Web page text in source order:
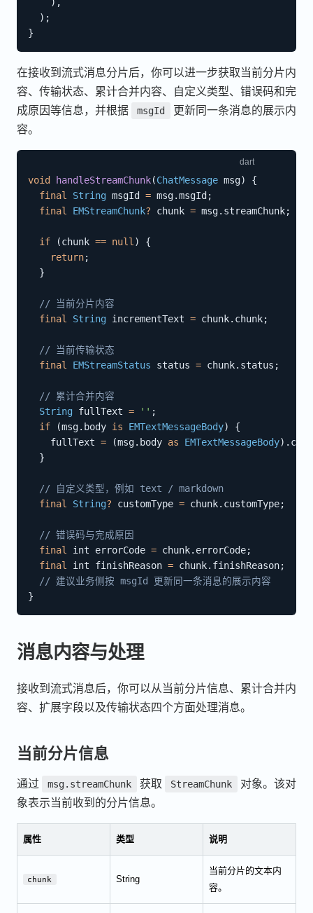
) ;
}
在接收到流式消息分片后，你可以进一步获取当前分片内
容、传输状态、累计合并内容、自定义类型、错误码和完
成原因等信息，并根据
msgId
更新同一条消息的展示内
容。
void handleStreamChunk(ChatMessage msg)
{
final
String msgId = msg.msgId ;
final
EMStreamChunk? chunk = msg. streamChunk;
if (chunk == null )
{
return;
}
// 当前分片内容
final
String incrementText = chunk. chunk;
// 当前传输状态
final
EMStreamStatus status = chunk. status ;
// 累计合并内容
String fullText = '' ;
if
(msg. body is EMTextMessageBody)
{
    fullText
= (msg. body as EMTextMessageBody) .
}
// 自定义类型，例如 text / markdown
final
String? customType = chunk. customType;
// 错误码与完成原因
final
int errorCode = chunk. errorCode;
final
int finishReason = chunk. finishReason;
// 建议业务侧按 msgId 更新同一条消息的展示内容
}
消息内容与处理
接收到流式消息后，你可以从当前分片信息、累计合并内
容、扩展字段以及传输状态四个方面处理消息。
当前分片信息
通过 msg.streamChunk 获取 StreamChunk
对象。该对
象表示当前收到的分片信息。
属性 类型 说明
chunk String
当前分片的文本内
容。